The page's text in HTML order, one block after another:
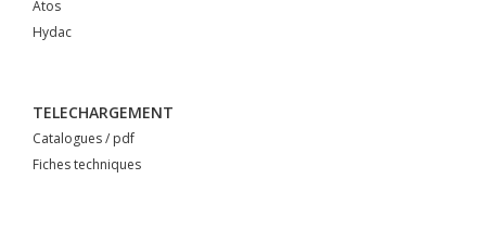
Atos
Hydac
TELECHARGEMENT
Catalogues / pdf
Fiches techniques